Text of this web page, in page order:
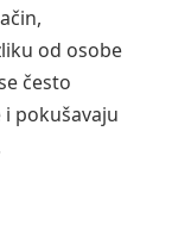
od osobe
često
i pokušavaju